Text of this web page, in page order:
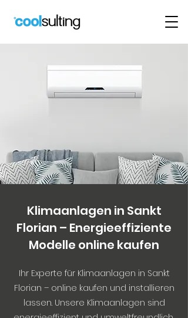
Klimaanlagen in Sankt
Florian – Energieeffiziente
Modelle online kaufen
Ihr Experte für Klimaanlagen in Sankt
Florian – online kaufen und installieren
lassen. Unsere Klimaanlagen sind